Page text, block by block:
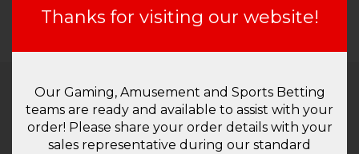
Contactez-
nous
Thanks for visiting our website!
Our Gaming, Amusement and Sports Betting
teams are ready and available to assist with your
order! Please share your order details with your
sales representative during our standard